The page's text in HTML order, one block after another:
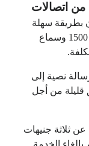
من اتصالات
بطريقة سهلة
وبسيطة وذلك عن طريق الاتصال على رقم 1500 وسماع
نصية إلى
قليلة من أجل
ثلاثة جنيهات